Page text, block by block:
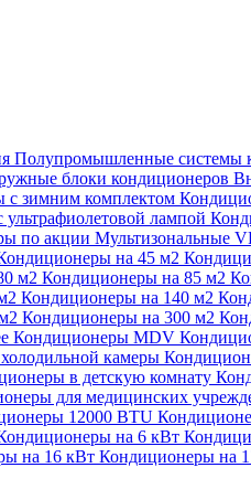
Полупромышленные системы
блоки кондиционеров
с зимним комплектом
лампой
по акции Мультизональные
на 45 м2
м2 Кондиционеры на 85 м2
Кондиционеры на 140 м2
Кондиционеры на 300 м2
Кондиционеры MDV
камеры
в детскую комнату
для медицинских
12000 BTU
на 6 кВт
на 16 кВт Кондиционеры на